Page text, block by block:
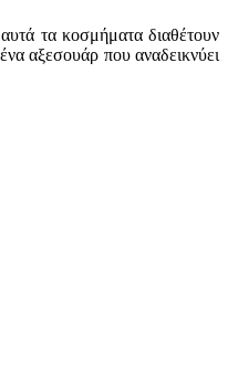
τα κοσμήματα διαθέτουν
αξεσουάρ που αναδεικνύει